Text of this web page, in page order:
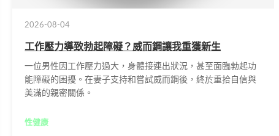
2026-08-04
工作壓力導致勃起障礙？威而鋼讓我重獲新生
一位男性因工作壓力過大，身體接連出狀況，甚至面臨勃起功
能障礙的困擾。在妻子支持和嘗試威而鋼後，終於重拾自信與
美滿的親密關係。
性健康